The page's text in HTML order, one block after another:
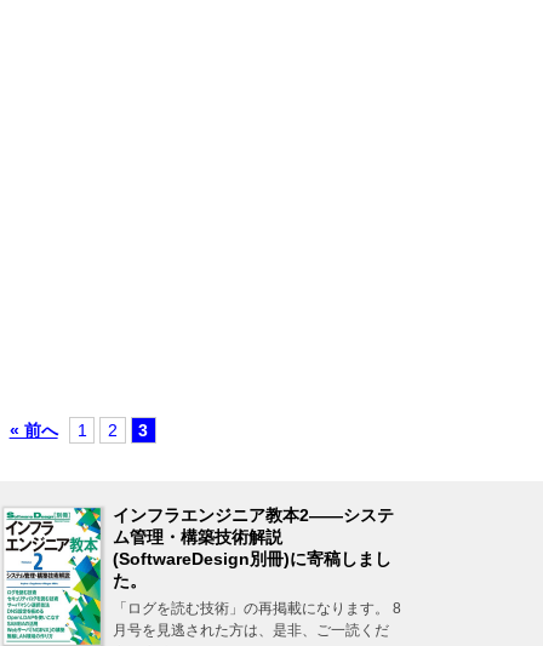
« 前へ 1 2 3
インフラエンジニア教本2――システ
ム管理・構築技術解説
(SoftwareDesign別冊)に寄稿しまし
た。
「ログを読む技術」の再掲載になります。 8
月号を見逃された方は、是非、ご一読くだ